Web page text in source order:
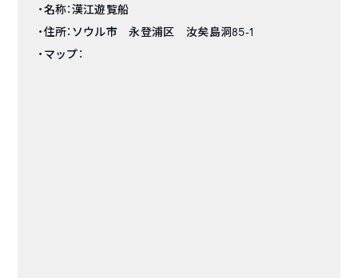
・名称：漢江遊覧船
・住所：ソウル市 永登浦区 汝矣島洞85-1
・マップ：